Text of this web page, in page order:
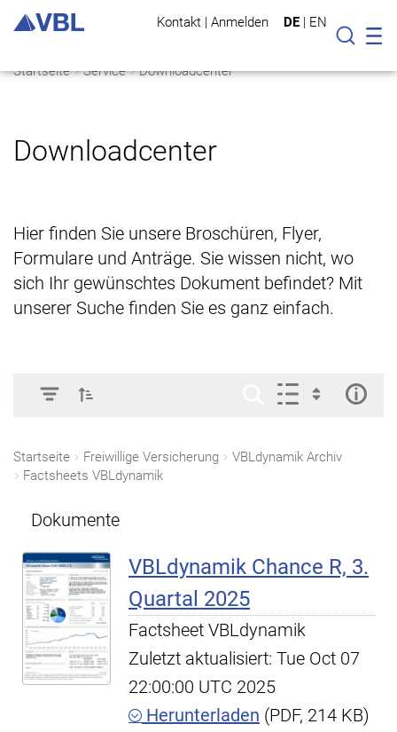
Kontakt | Anmelden DE | EN
Suche
Startseite Service Downloadcenter
Downloadcenter
Hier finden Sie unsere Broschüren, Flyer,
Formulare und Anträge. Sie wissen nicht, wo
sich Ihr gewünschtes Dokument befindet? Mit
unserer Suche finden Sie es ganz einfach.
Startseite Freiwillige Versicherung
VBLdynamik Archiv
Factsheets VBLdynamik
Dokumente
VBLdynamik Chance R, 3.
Quartal 2025
Factsheet VBLdynamik
Zuletzt aktualisiert: Tue Oct 07
22:00:00 UTC 2025
Herunterladen (PDF, 214 KB)